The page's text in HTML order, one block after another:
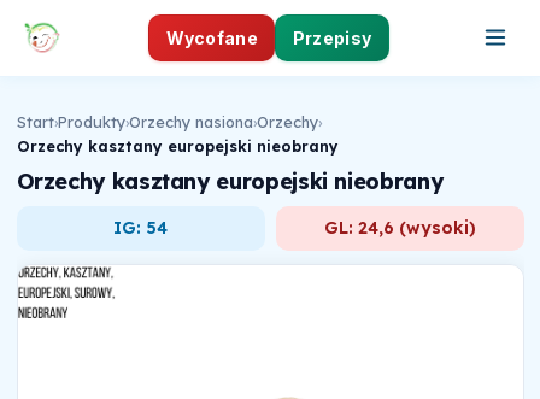
Wycofane Przepisy
Start›Produkty›Orzechy nasiona›Orzechy›
Orzechy kasztany europejski nieobrany
Orzechy kasztany europejski nieobrany
IG: 54 GL: 24,6 (wysoki)